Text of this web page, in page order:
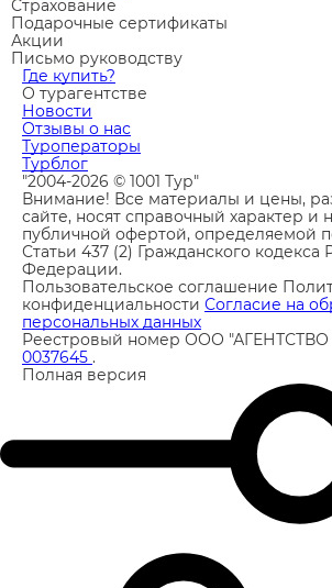
Страхование
Подарочные сертификаты
Акции
Письмо руководству
Где купить?
О турагентстве
Новости
Отзывы о нас
Туроператоры
Турблог
"2004-2026 © 1001 Тур"
Внимание! Все материалы и цены,
сайте, носят справочный характер и
публичной офертой, определяемой
Статьи 437 (2) Гражданского кодекса
Федерации.
Пользовательское соглашение
конфиденциальности Согласие на
персональных данных
Реестровый номер ООО "АГЕНТСТВО
0037645 .
Полная версия